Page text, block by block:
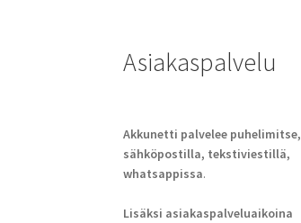
Asiakaspalvelu
Akkunetti palvelee puhelimitse,
sähköpostilla, tekstiviestillä,
whatsappissa.
Lisäksi asiakaspalveluaikoina